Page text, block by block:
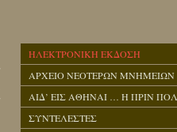
ΗΛΕΚΤΡΟΝΙΚΗ ΕΚΔΟΣΗ
ΑΡΧΕΙΟ ΝΕΟΤΕΡΩΝ ΜΝΗΜΕΙΩΝ
ΑΙΔ’ ΕΙΣ ΑΘΗΝΑΙ … Η ΠΡΙΝ
ΣΥΝΤΕΛΕΣΤΕΣ